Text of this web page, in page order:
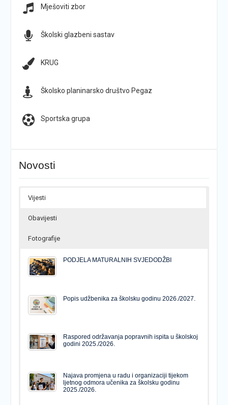
Mješoviti zbor
Školski glazbeni sastav
KRUG
Školsko planinarsko društvo Pegaz
Sportska grupa
Novosti
Vijesti
Obavijesti
Fotografije
PODJELA MATURALNIH SVJEDODŽBI
Popis udžbenika za školsku godinu 2026./2027.
Raspored održavanja popravnih ispita u školskoj
godini 2025./2026.
Najava promjena u radu i organizaciji tijekom
ljetnog odmora učenika za školsku godinu
2025./2026.